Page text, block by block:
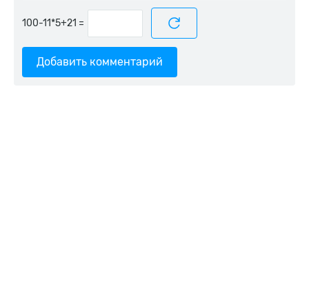
=
Добавить комментарий